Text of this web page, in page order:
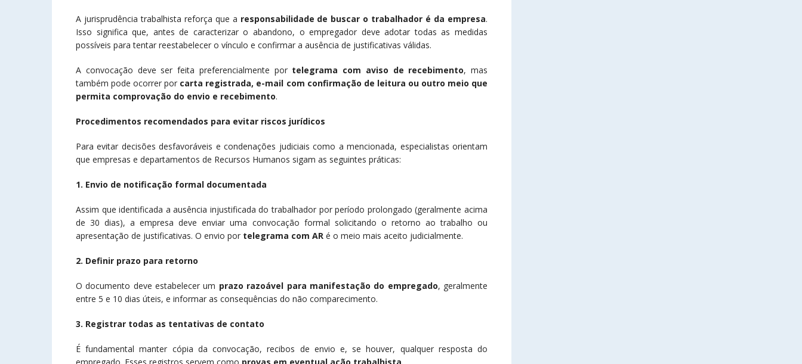
A jurisprudência trabalhista reforça que a responsabilidade de buscar o trabalhador é da empresa.
Isso significa que, antes de caracterizar o abandono, o empregador deve adotar todas as medidas
possíveis para tentar reestabelecer o vínculo e confirmar a ausência de justificativas válidas.
A convocação deve ser feita preferencialmente por telegrama com aviso de recebimento, mas
também pode ocorrer por carta registrada, e-mail com confirmação de leitura ou outro meio que
permita comprovação do envio e recebimento.
Procedimentos recomendados para evitar riscos jurídicos
Para evitar decisões desfavoráveis e condenações judiciais como a mencionada, especialistas orientam
que empresas e departamentos de Recursos Humanos sigam as seguintes práticas:
1. Envio de notificação formal documentada
Assim que identificada a ausência injustificada do trabalhador por período prolongado (geralmente acima
de 30 dias), a empresa deve enviar uma convocação formal solicitando o retorno ao trabalho ou
apresentação de justificativas. O envio por telegrama com AR é o meio mais aceito judicialmente.
2. Definir prazo para retorno
O documento deve estabelecer um prazo razoável para manifestação do empregado, geralmente
entre 5 e 10 dias úteis, e informar as consequências do não comparecimento.
3. Registrar todas as tentativas de contato
É fundamental manter cópia da convocação, recibos de envio e, se houver, qualquer resposta do